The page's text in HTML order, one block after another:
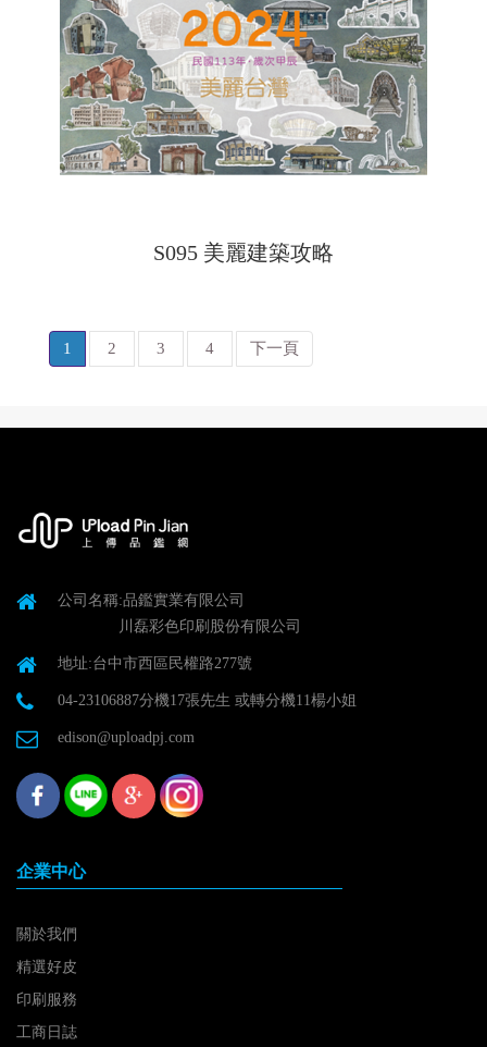
S095 美麗建築攻略
1 2 3 4 下一頁
公司名稱:品鑑實業有限公司
川磊彩色印刷股份有限公司
地址:台中市西區民權路277號
04-23106887分機17張先生 或轉分機11楊小姐
edison@uploadpj.com
企業中心
關於我們
精選好皮
印刷服務
工商日誌